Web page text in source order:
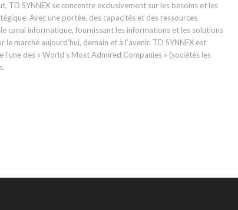
SYNNEX se concentre exclusivement sur les besoins et les
Avec une portée, des capacités et des ressources
canal informatique, fournissant les informations et les solutions
marché aujourd’hui, demain et à l’avenir. TD SYNNEX est
des « World’s Most Admired Companies » (sociétés les